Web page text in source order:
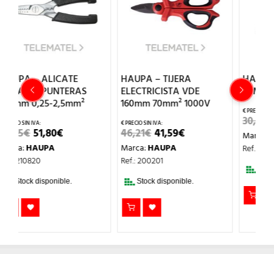
HAUPA – TIJERA
ELECTRICISTA VDE
160mm 70mm² 1000V
46,21€EL
PRECIO
41,59 PRECIO
ACTUAL
Marca:
Ref.: 200201
Stock disponible.
HAUPA – EQUIPO
REMACHAR L-250
30,04 PRECIO
ORIGINALPRECIO
ACTUAL
Marca:HAUPA
Ref.: 210776